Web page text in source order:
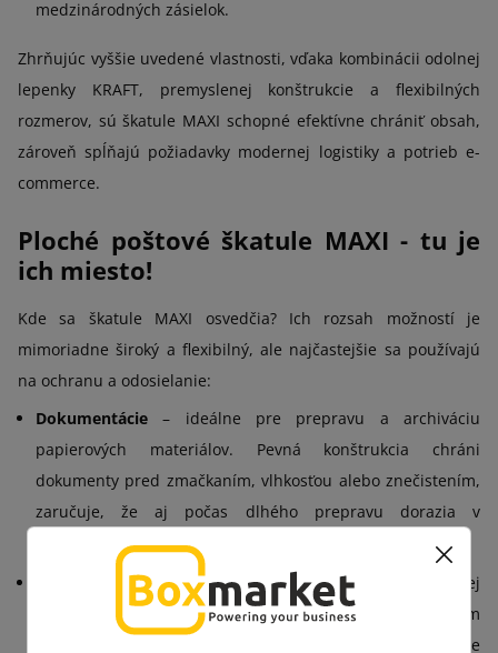
medzinárodných zásielok.
Zhrňujúc vyššie uvedené vlastnosti, vďaka kombinácii odolnej
lepenky KRAFT, premyslenej konštrukcie a flexibilných
rozmerov, sú škatule MAXI schopné efektívne chrániť obsah,
zároveň spĺňajú požiadavky modernej logistiky a potrieb e-
commerce.
Ploché poštové škatule MAXI - tu je
ich miesto!
Kde sa škatule MAXI osvedčia? Ich rozsah možností je
mimoriadne široký a flexibilný, ale najčastejšie sa používajú
na ochranu a odosielanie:
Dokumentácie – ideálne pre prepravu a archiváciu
papierových materiálov. Pevná konštrukcia chráni
dokumenty pred zmačkaním, vlhkosťou alebo znečistením,
zaručuje, že aj počas dlhého prepravu dorazia v
nepoškodenom stave.
Kníh, katalógov a albumov– vďaka inteligentnej
konštrukcii škatule MAXI chránia pred mechanickým
poškodením a znečistením. Umožňujú, aby aj ťažšie